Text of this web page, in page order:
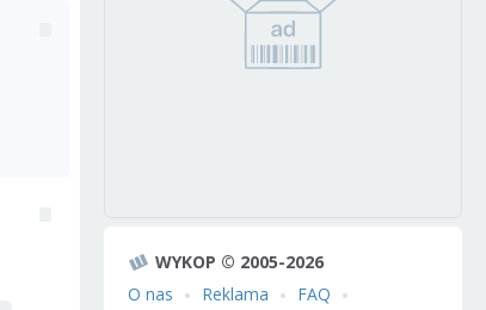
WYKOP © 2005-2026
O nas
Reklama
FAQ